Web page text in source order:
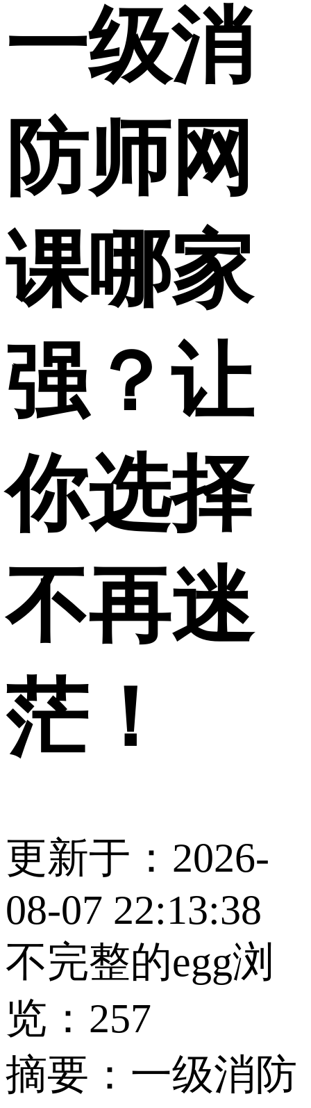
一级消
防师网
课哪家
强？让
你选择
不再迷
茫！
更新于：2026-
08-07 22:13:38
不完整的egg浏
览：257
摘要： 一级消防